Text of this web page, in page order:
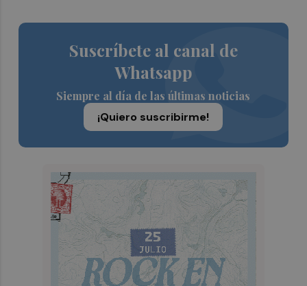
Suscríbete al canal de
Whatsapp
Siempre al día de las últimas noticias
¡Quiero suscribirme!